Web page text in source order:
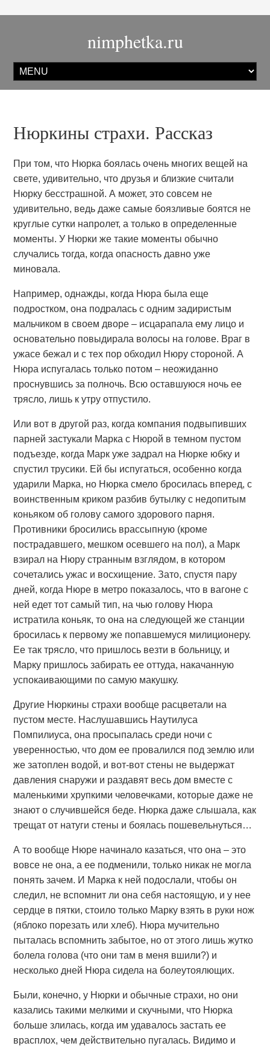
nimphetka.ru
Нюркины страхи. Рассказ
При том, что Нюрка боялась очень многих вещей на
свете, удивительно, что друзья и близкие считали
Нюрку бесстрашной. А может, это совсем не
удивительно, ведь даже самые боязливые боятся не
круглые сутки напролет, а только в определенные
моменты. У Нюрки же такие моменты обычно
случались тогда, когда опасность давно уже
миновала.
Например, однажды, когда Нюра была еще
подростком, она подралась с одним задиристым
мальчиком в своем дворе – исцарапала ему лицо и
основательно повыдирала волосы на голове. Враг в
ужасе бежал и с тех пор обходил Нюру стороной. А
Нюра испугалась только потом – неожиданно
проснувшись за полночь. Всю оставшуюся ночь ее
трясло, лишь к утру отпустило.
Или вот в другой раз, когда компания подвыпивших
парней застукали Марка с Нюрой в темном пустом
подъезде, когда Марк уже задрал на Нюрке юбку и
спустил трусики. Ей бы испугаться, особенно когда
ударили Марка, но Нюрка смело бросилась вперед, с
воинственным криком разбив бутылку с недопитым
коньяком об голову самого здорового парня.
Противники бросились врассыпную (кроме
пострадавшего, мешком осевшего на пол), а Марк
взирал на Нюру странным взглядом, в котором
сочетались ужас и восхищение. Зато, спустя пару
дней, когда Нюре в метро показалось, что в вагоне с
ней едет тот самый тип, на чью голову Нюра
истратила коньяк, то она на следующей же станции
бросилась к первому же попавшемуся милиционеру.
Ее так трясло, что пришлось везти в больницу, и
Марку пришлось забирать ее оттуда, накачанную
успокаивающими по самую макушку.
Другие Нюркины страхи вообще расцветали на
пустом месте. Наслушавшись Наутилуса
Помпилиуса, она просыпалась среди ночи с
уверенностью, что дом ее провалился под землю или
же затоплен водой, и вот-вот стены не выдержат
давления снаружи и раздавят весь дом вместе с
маленькими хрупкими человечками, которые даже не
знают о случившейся беде. Нюрка даже слышала, как
трещат от натуги стены и боялась пошевельнуться…
А то вообще Нюре начинало казаться, что она – это
вовсе не она, а ее подменили, только никак не могла
понять зачем. И Марка к ней подослали, чтобы он
следил, не вспомнит ли она себя настоящую, и у нее
сердце в пятки, стоило только Марку взять в руки нож
(яблоко порезать или хлеб). Нюра мучительно
пыталась вспомнить забытое, но от этого лишь жутко
болела голова (что они там в меня вшили?) и
несколько дней Нюра сидела на болеутоялющих.
Были, конечно, у Нюрки и обычные страхи, но они
казались такими мелкими и скучными, что Нюрка
больше злилась, когда им удавалось застать ее
врасплох, чем действительно пугалась. Видимо и